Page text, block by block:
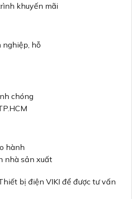
khuyến mãi
nghiệp, hỗ
chóng
hành
nhà sản xuất
bị điện VIKI để được tư vấn